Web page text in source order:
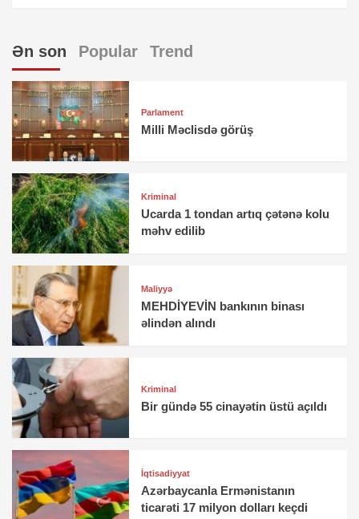
Ən son Popular Trend
Parlament
Milli Məclisdə görüş
Kriminal
Ucarda 1 tondan artıq çətənə kolu
məhv edilib
Maliyyə
MEHDİYEVİN bankının binası
əlindən alındı
Kriminal
Bir gündə 55 cinayətin üstü açıldı
İqtisadiyyat
Azərbaycanla Ermənistanın
ticarəti 17 milyon dolları keçdi